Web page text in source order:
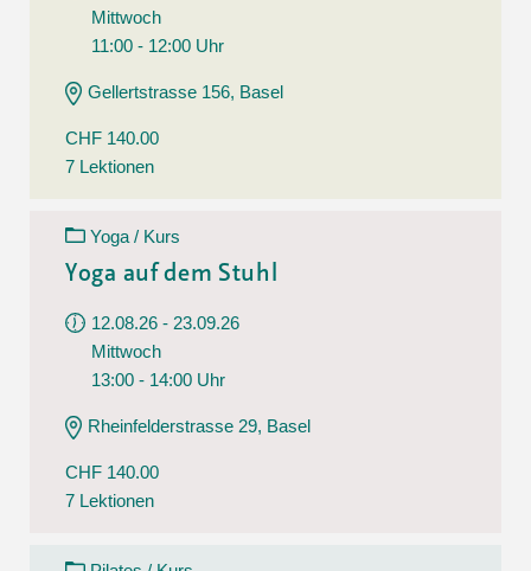
Mittwoch
11:00 - 12:00 Uhr
Gellertstrasse 156, Basel
CHF 140.00
7 Lektionen
Yoga / Kurs
Yoga auf dem Stuhl
12.08.26 - 23.09.26
Mittwoch
13:00 - 14:00 Uhr
Rheinfelderstrasse 29, Basel
CHF 140.00
7 Lektionen